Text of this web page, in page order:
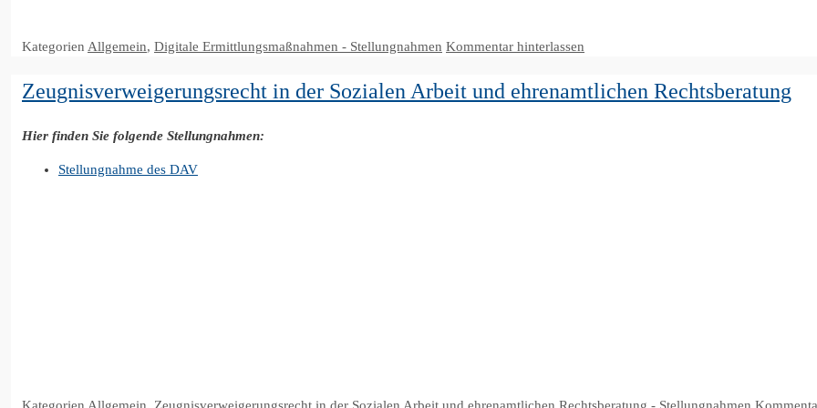
Kategorien Allgemein, Digitale Ermittlungsmaßnahmen - Stellungnahmen Kommentar hinterlassen
Zeugnisverweigerungsrecht in der Sozialen Arbeit und ehrenamtlichen Rechtsberatung
Hier finden Sie folgende Stellungnahmen:
Stellungnahme des DAV
Kategorien Allgemein, Zeugnisverweigerungsrecht in der Sozialen Arbeit und ehrenamtlichen Rechtsberatung - Stellungnahmen